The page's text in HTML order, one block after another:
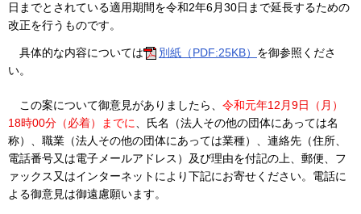
日までとされている適用期間を令和2年6月30日まで延長するための
改正を行うものです。
具体的な内容については 別紙（PDF:25KB） を御参照くださ
い。
この案について御意見がありましたら、 令和元年12月9日（月）
18時00分（必着）
までに
、氏名（法人その他の団体にあっては名
称）、職業（法人その他の団体にあっては業種）、連絡先（住所、
電話番号又は電子メールアドレス）及び理由を付記の上、郵便、フ
ァックス又はインターネットにより下記にお寄せください。電話に
よる御意見は御遠慮願います。